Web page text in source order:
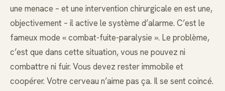
une menace – et une intervention chirurgicale en est une,
objectivement – il active le système d’alarme. C’est le
fameux mode « combat-fuite-paralysie ». Le problème,
c’est que dans cette situation, vous ne pouvez ni
combattre ni fuir. Vous devez rester immobile et
coopérer. Votre cerveau n’aime pas ça. Il se sent coincé.